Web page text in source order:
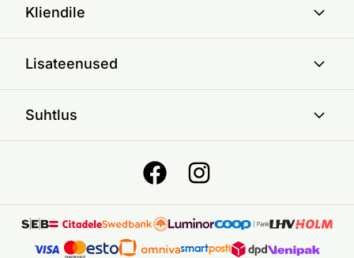
Kliendile
Lisateenused
Suhtlus